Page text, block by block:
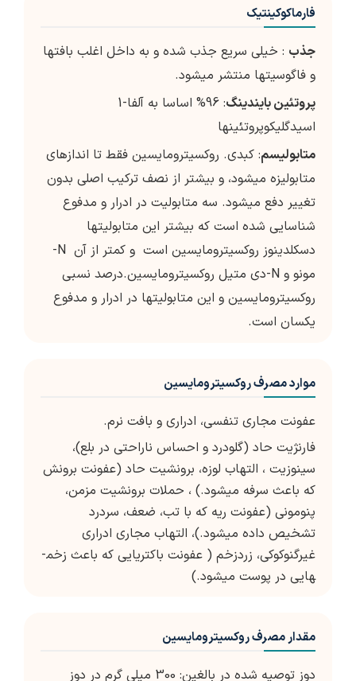
فارماکوکینتیک
جذب : خیلی سریع جذب شده و به داخل اغلب بافت­ها
و فاگوسیت­ها منتشر می­شود.
پروتئین بایندینگ
: 96% اساسا به آلفا-1
اسیدگلیکوپروتئینها
متابولیسم: کبدی. روکسیترومایسین فقط تا اندازه­ای
متابولیزه می­شود، و بیشتر از نصف ترکیب اصلی بدون
تغییر دفع می­شود. سه متابولیت در ادرار و مدفوع
شناسایی شده است که بیش­تر این متابولیت­ها
دسکلدینوز روکسیترومایسین است و کمتر از آن N-
مونو و N-دی متیل روکسیترومایسین.درصد نسبی
روکسیترومایسین و این متابولیت­ها در ادرار و مدفوع
یکسان است.
موارد مصرف روکسیترومایسین
عفونت مجاری تنفسی، ادراری و بافت نرم.
فارنژیت حاد (گلودرد و احساس ناراحتی در بلع)،
سینوزیت ، التهاب لوزه، برونشیت حاد (عفونت برونش
که باعث سرفه می­شود.) ، حملات برونشیت مزمن،
پنومونی (عفونت ریه که با تب، ضعف، سردرد
تشخیص داده می­شود.)، التهاب مجاری ادراری
غیرگنوکوکی، زردزخم ( عفونت باکتریایی که باعث زخم­
هایی در پوست می­شود.)
مقدار مصرف روکسیترومایسین
دوز توصیه شده در بالغین: 300 میلی گرم در دوز